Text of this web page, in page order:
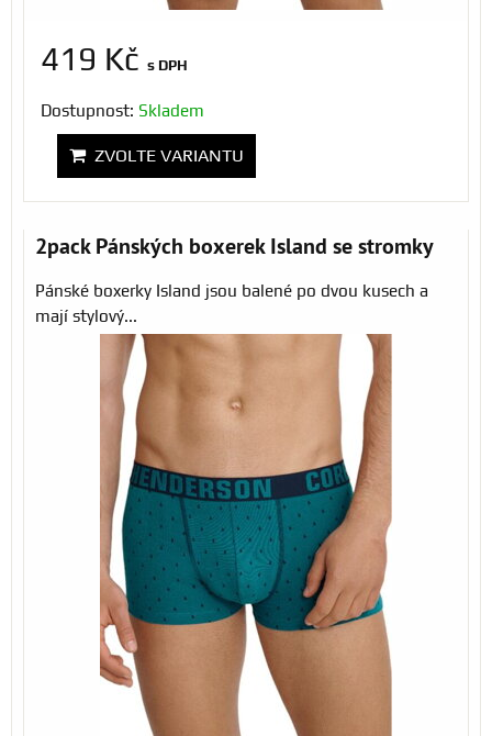
419 Kč s DPH
Dostupnost: Skladem
ZVOLTE VARIANTU
2pack Pánských boxerek Island se stromky
Pánské boxerky Island jsou balené po dvou kusech a
mají stylový...